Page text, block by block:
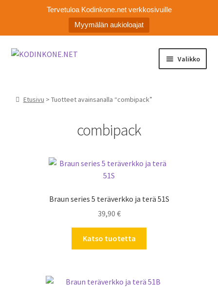
Tervetuloa Kodinkone.net verkkosivuille
Myymälän aukioloajat
Siirry
Siirry
Valikko
Asiakaspalvelu
Etusivu > Tuotteet avainsanalla “combipack”
combipack
Braun series 5 teräverkko ja terä 51S
39,90 €
Katso tuotetta